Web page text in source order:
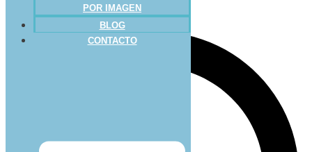
POR IMAGEN
BLOG
CONTACTO